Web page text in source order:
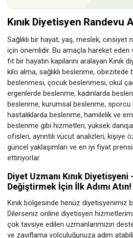
Kınık Diyetisyen Randevu
Sağlıklı bir hayat; yaş, meslek, cinsiyet
için önemlidir. Bu amaçla hareket eden
fit bir hayatın kapılarını aralayan Kınık
kilo alma, sağlıklı beslenme, obezitede
beslenmesi, çocuk beslenmesi, okul
ergenlerde beslenme, kadınlarda
beslenme, kurumsal beslenme, sporcu
hastalıklarda beslenme, hamilelik ve
beslenme gibi hizmetleri, yüksek
ofisleri, ayrıntılı vücut analizleri, kişiye
güncel yaklaşımları ve en iyi fiyat
ettiriyorlar.
Diyet Uzmanı Kınık Diyetisyeni
Değiştirmek İçin İlk Adımı Atın!
Kınık bölgesinde henüz diyetisyenimiz
Dilerseniz online diyetisyen
çok tavsiye edilen uzmanlarımızın
ve zayıflama yolculuğunuza adım